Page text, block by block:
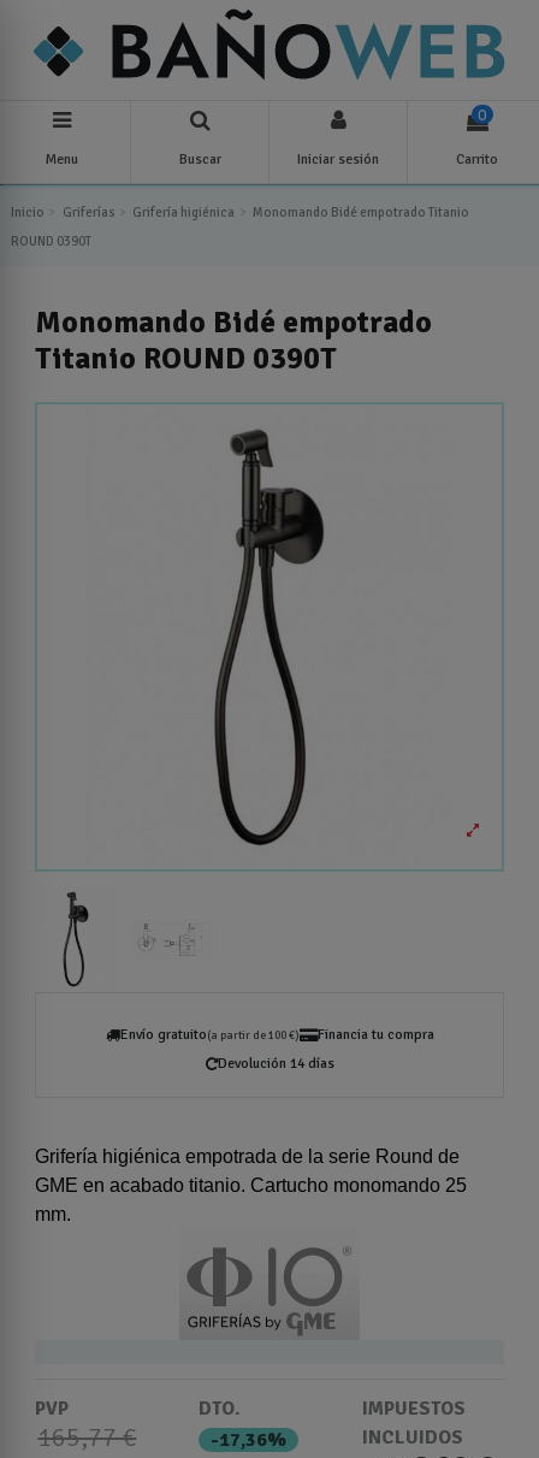
Menu Buscar Iniciar sesión
0
Carrito
Inicio Griferías Grifería higiénica
Monomando Bidé empotrado Titanio
ROUND 0390T
Monomando Bidé empotrado
Titanio ROUND 0390T
Envío gratuito(a partir de 100 €)
Financia tu compra
Devolución 14 días
Grifería higiénica empotrada de la serie Round de
GME en acabado titanio. Cartucho monomando 25
mm.
PVP
165,77 €
DTO.
-17,36%
IMPUESTOS
INCLUIDOS